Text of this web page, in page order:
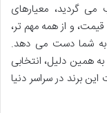
گردید، معیارهای
و از همه مهم تر،
شما دست می دهد.
همین دلیل، انتخابی
برند در سراسر دنیا